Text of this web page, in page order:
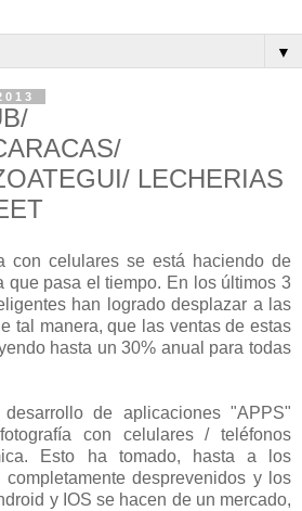
▼
LECHERIAS
con celulares se está haciendo de
que pasa el tiempo. En los últimos 3
han logrado desplazar a las
tal manera, que las ventas de estas
hasta un 30% anual para todas
de aplicaciones "APPS"
con celulares / teléfonos
Esto ha tomado, hasta a los
desprevenidos y los
y IOS se hacen de un mercado,